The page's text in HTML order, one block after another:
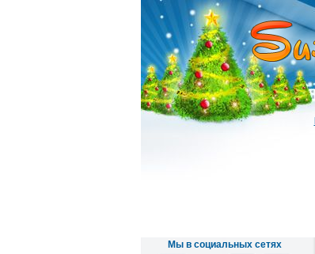
Мы в социальных сетях